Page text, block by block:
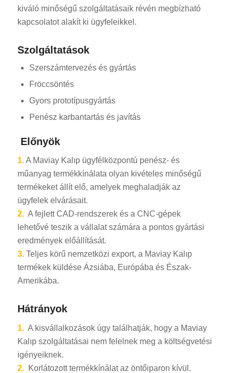
kiváló minőségű szolgáltatásaik révén megbízható
kapcsolatot alakít ki ügyfeleikkel.
Szolgáltatások
Szerszámtervezés és gyártás
Fröccsöntés
Gyors prototípusgyártás
Penész karbantartás és javítás
Előnyök
1.A Maviay Kalıp ügyfélközpontú penész- és
műanyag termékkínálata olyan kivételes minőségű
termékeket állít elő, amelyek meghaladják az
ügyfelek elvárásait.
2.A fejlett CAD-rendszerek és a CNC-gépek
lehetővé teszik a vállalat számára a pontos gyártási
eredmények előállítását.
3.Teljes körű nemzetközi export, a Maviay Kalıp
termékek küldése Ázsiába, Európába és Észak-
Amerikába.
Hátrányok
1.A kisvállalkozások úgy találhatják, hogy a Maviay
Kalıp szolgáltatásai nem felelnek meg a költségvetési
igényeiknek.
2.Korlátozott termékkínálat az öntőiparon kívül.